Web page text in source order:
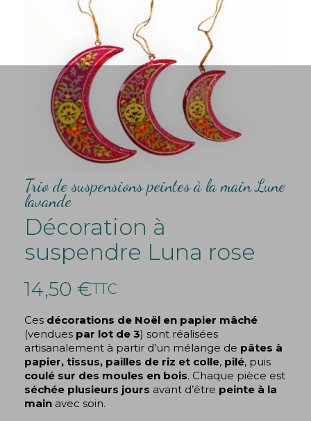
Trio de suspensions peintes à la main Lune
lavande
Décoration à
suspendre Luna rose
14,50 €TTC
Ces décorations de Noël en papier mâché
(vendues par lot de 3) sont réalisées
artisanalement à partir d’un mélange de pâtes à
papier, tissus, pailles de riz et colle, pilé, puis
coulé sur des moules en bois. Chaque pièce est
séchée plusieurs jours avant d’être peinte à la
main avec soin.